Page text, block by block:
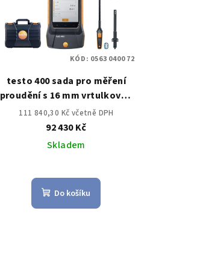
testo 400 sada pro měření
proudění s 16 mm vrtulkovou
sondou
111 840,30 Kč včetně DPH
92 430 Kč
Skladem
Do košíku
KÓD: 0563 0400 72